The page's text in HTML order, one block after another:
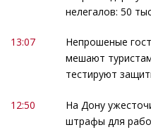
нелегалов: 50
13:07
Непрошеные
мешают
тестируют
12:50
На Дону
штрафы для